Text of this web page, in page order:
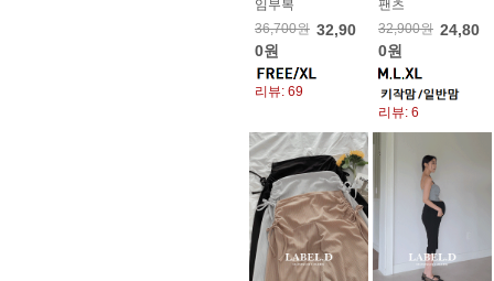
임부복
36,700원 32,90
0원
리뷰: 69
팬츠
32,900원 24,80
0원
리뷰: 6